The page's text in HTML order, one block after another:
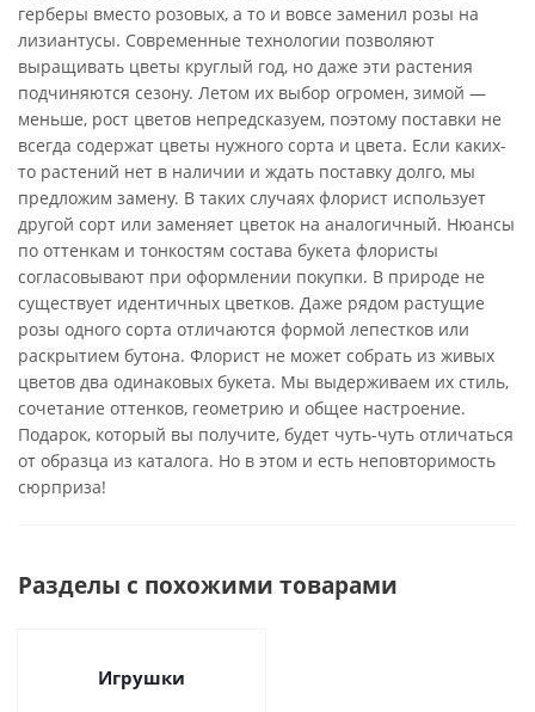
герберы вместо розовых, а то и вовсе заменил розы на
лизиантусы. Современные технологии позволяют
выращивать цветы круглый год, но даже эти растения
подчиняются сезону. Летом их выбор огромен, зимой —
меньше, рост цветов непредсказуем, поэтому поставки не
всегда содержат цветы нужного сорта и цвета. Если каких-
то растений нет в наличии и ждать поставку долго, мы
предложим замену. В таких случаях флорист использует
другой сорт или заменяет цветок на аналогичный. Нюансы
по оттенкам и тонкостям состава букета флористы
согласовывают при оформлении покупки. В природе не
существует идентичных цветков. Даже рядом растущие
розы одного сорта отличаются формой лепестков или
раскрытием бутона. Флорист не может собрать из живых
цветов два одинаковых букета. Мы выдерживаем их стиль,
сочетание оттенков, геометрию и общее настроение.
Подарок, который вы получите, будет чуть-чуть отличаться
от образца из каталога. Но в этом и есть неповторимость
сюрприза!
Разделы с похожими товарами
Игрушки